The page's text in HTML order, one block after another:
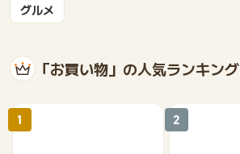
グルメ
「お買い物」の人気ランキング
1 2